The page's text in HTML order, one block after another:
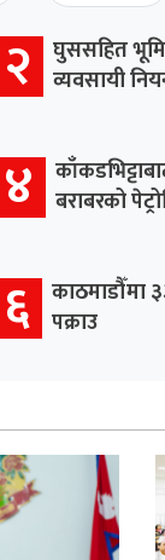
२ घुससहित भूमि
व्यवसायी
४ बराबरको
६ काठमाडौँमा
पक्राउ